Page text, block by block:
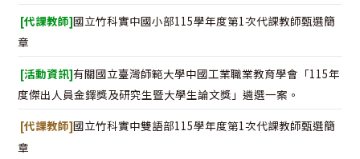
[代課教師]國立竹科實中國小部115學年度第1次代課教師甄選簡
章
[活動資訊]有關國立臺灣師範大學中國工業職業教育學會「115年
度傑出人員金鐸獎及研究生暨大學生論文獎」遴選一案。
[代課教師]國立竹科實中雙語部115學年度第1次代課教師甄選簡
章